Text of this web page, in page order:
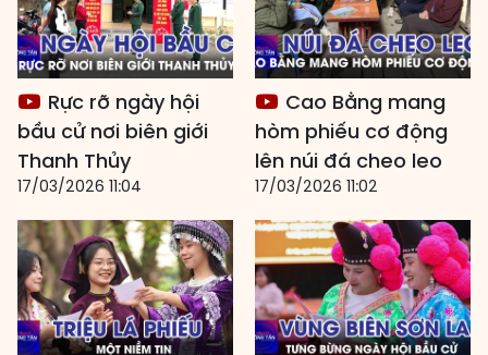
Rực rỡ ngày hội
bầu cử nơi biên giới
Thanh Thủy
17/03/2026 11:04
Cao Bằng mang
hòm phiếu cơ động
lên núi đá cheo leo
17/03/2026 11:02